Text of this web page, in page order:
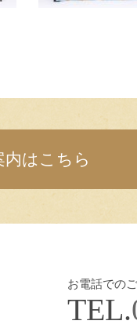
内はこちら
お電話での
TEL.